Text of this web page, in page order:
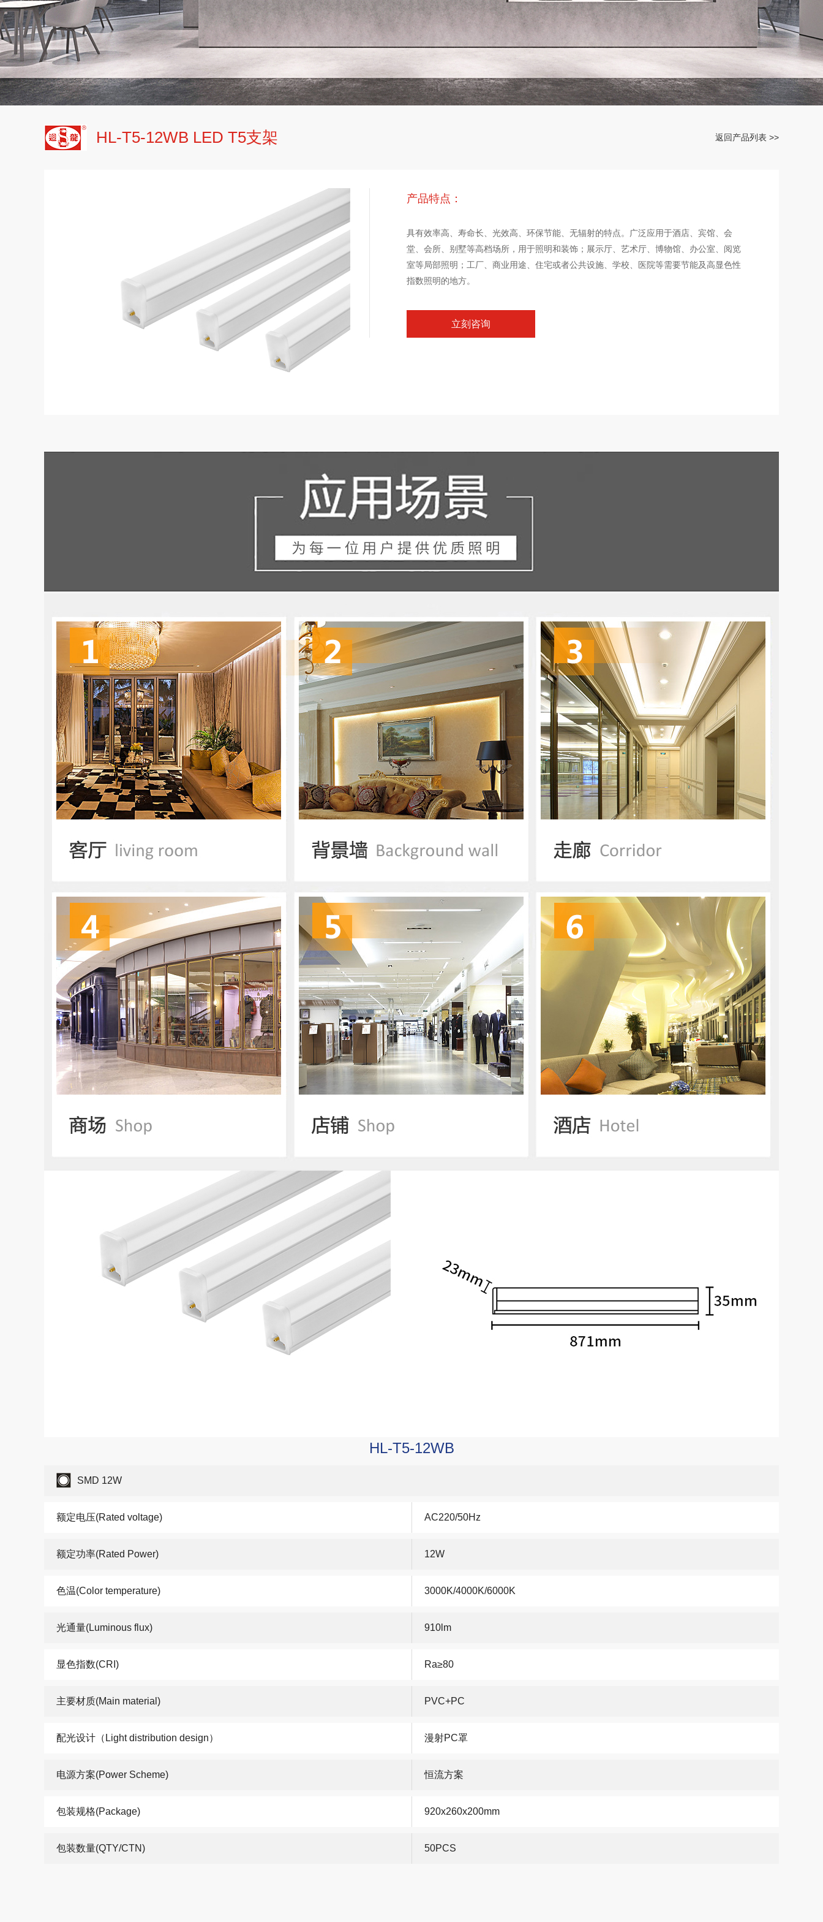
HL-T5-12WB LED T5支架 返回产品列表 >>
产品特点：
具有效率高、寿命长、光效高、环保节能、无辐射的特点。广泛应用于酒店、宾馆、会
堂、会所、别墅等高档场所，用于照明和装饰；展示厅、艺术厅、博物馆、办公室、阅览
室等局部照明；工厂、商业用途、住宅或者公共设施、学校、医院等需要节能及高显色性
指数照明的地方。
立刻咨询
HL-T5-12WB
SMD 12W
额定电压(Rated voltage) AC220/50Hz
额定功率(Rated Power) 12W
色温(Color temperature) 3000K/4000K/6000K
光通量(Luminous flux) 910lm
显色指数(CRI) Ra≥80
主要材质(Main material) PVC+PC
配光设计（Light distribution design） 漫射PC罩
电源方案(Power Scheme) 恒流方案
包装规格(Package) 920x260x200mm
包装数量(QTY/CTN) 50PCS